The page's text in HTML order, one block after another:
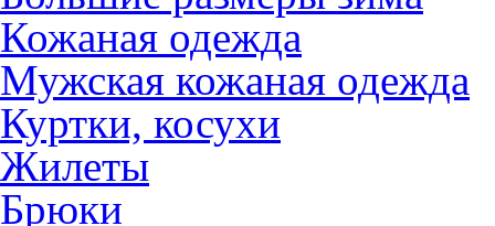
Кожаная одежда
Мужская кожаная одежда
Куртки, косухи
Жилеты
Брюки